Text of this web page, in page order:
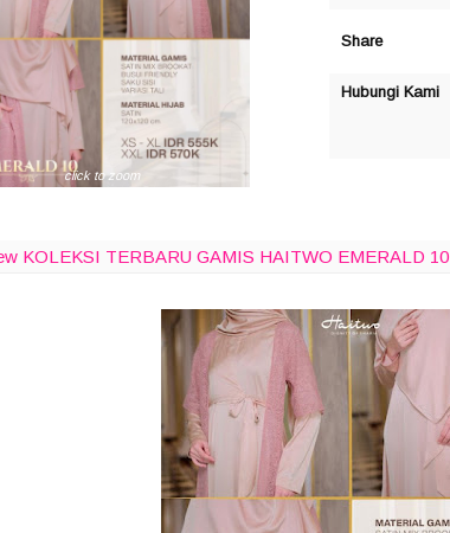
click to zoom
Share
Hubungi Kami
KOLEKSI TERBARU GAMIS HAITWO EMERALD 10